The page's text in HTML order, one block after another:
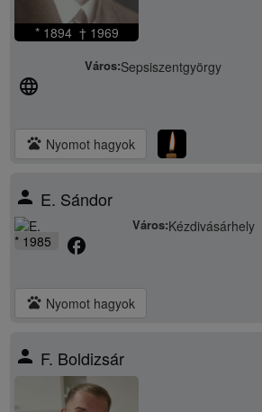
* 1894 † 1969
Város:Sepsiszentgyörgy
language
pets Nyomot hagyok
person E. Sándor
* 1985
Város:Kézdivásárhely
facebook
pets Nyomot hagyok
person F. Boldizsár